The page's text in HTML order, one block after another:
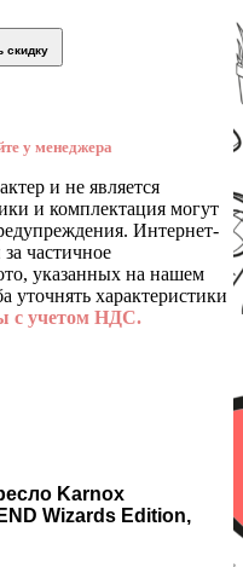
скидку
у менеджера
и не является
и комплектация могут
Интернет-
частичное
указанных на нашем
уточнять характеристики
с учетом НДС.
Karnox
Wizards Edition,